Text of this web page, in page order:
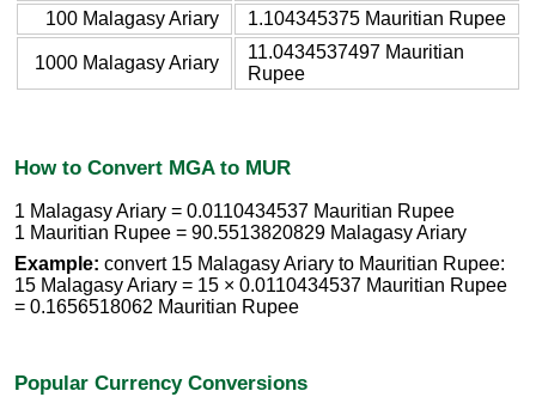
100 Malagasy Ariary
1.104345375 Mauritian Rupee
1000 Malagasy Ariary
11.0434537497 Mauritian
Rupee
How to Convert MGA to MUR
1 Malagasy Ariary = 0.0110434537 Mauritian Rupee
1 Mauritian Rupee = 90.5513820829 Malagasy Ariary
Example: convert 15 Malagasy Ariary to Mauritian Rupee:
15 Malagasy Ariary = 15 × 0.0110434537 Mauritian Rupee
= 0.1656518062 Mauritian Rupee
Popular Currency Conversions